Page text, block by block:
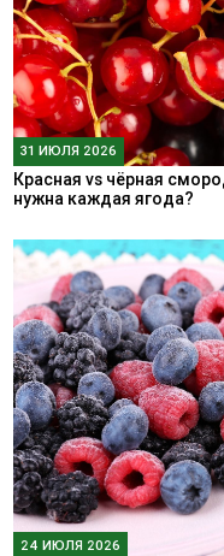
31 ИЮЛЯ 2026
Красная vs чёрная
нужна каждая ягода?
24 ИЮЛЯ 2026